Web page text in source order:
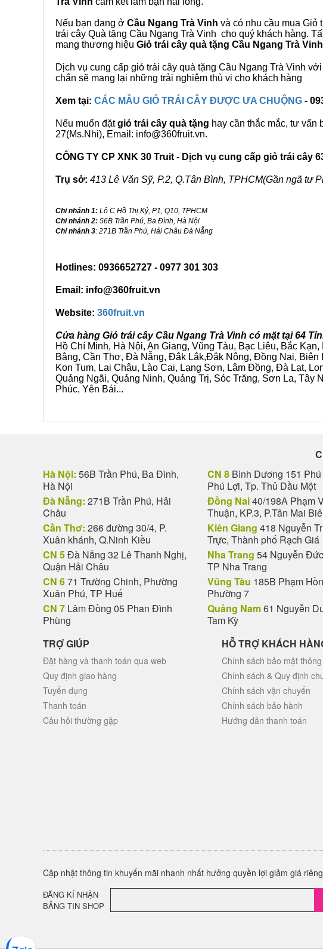
Nếu bạn đang ở Cầu Ngang Trà Vinh và có nhu cầu mua Giỏ
trái cây Quà tặng Cầu Ngang Trà Vinh cho quý khách hàng.
mang thương hiệu Giỏ trái cây quà tặng Cầu Ngang Trà Vinh
Dịch vụ cung cấp giỏ trái cây quà tặng Cầu Ngang Trà Vinh
chắn sẽ mang lại những trải nghiệm thù vị cho khách hàng
Xem tại: CÁC MẪU GIỎ TRÁI CÂY ĐƯỢC ƯA CHUỘNG -
Nếu muốn đặtgiỏ trái cây quà tặng hay cần thắc mắc, tư vấn
27(Ms.Nhi), Email: info@360fruit.vn.
CÔNG TY CP XNK 30 Truit - Dịch vụ cung cấp giỏ trái cây
Trụ sở: 413 Lê Văn Sỹ, P.2, Q.Tân Bình, TPHCM(Gần ngã tư
Chi nhánh 1: Lô C Hồ Thị Kỷ, P1, Q10, TPHCM
Chi nhánh 2: 56B Trần Phú, Ba Đình, Hà Nội
Chi nhánh 3: 271B Trần Phú, Hải Châu Đà Nẵng
Hotlines: 0936652727 - 0977 301 303
Email: info@360fruit.vn
Website: 360fruit.vn
Cửa hàng Giỏ trái cây Cầu Ngang Trà Vinh có mặt tại 64
Hồ Chí Minh, Hà Nội, An Giang, Vũng Tàu, Bạc Liêu, Bắc
Bằng, Cần Thơ, Đà Nẵng, Đắk Lắk,Đắk Nông, Đồng Nai,
Kon Tum, Lai Châu, Lào Cai, Lạng Sơn, Lâm Đồng, Đà Lạt,
Quảng Ngãi, Quảng Ninh, Quảng Trị, Sóc Trăng, Sơn La, Tây
Phúc, Yên Bái...
Hà Nội: 56B Trần Phú, Ba Đình,
Hà Nội
Đà Nẵng: 271B Trần Phú, Hải
Châu
Cần Thơ: 266 đường 30/4, P.
Xuân khánh, Q.Ninh Kiều
CN 5Đà Nẵng 32 Lê Thanh Nghị,
Quận Hải Châu
CN 671 Trường Chinh, Phường
Xuân Phú, TP Huế
CN 7 Lâm Đồng 05 Phan Đình
Phùng
CN 8 Bình Dương 151 Phú
Phú Lợi, Tp. Thủ Dầu Một
Đồng Nai40/198A Phạm
Thuận, KP.3, P.Tân Mai
Kiên Giang 418 Nguyễn
Trực, Thành phố Rạch Giá
Nha Trang 54 Nguyễn
TP Nha Trang
Vũng Tàu 185B Phạm
Phường 7
Quảng Nam61 Nguyễn
Tam Kỳ
TRỢ GIÚP
Đặt hàng và thanh toán qua web
Quy định giao hàng
Tuyển dụng
Thanh toán
Câu hỏi thường gặp
HỖ TRỢ KHÁCH
Chính sách bảo mật
Chính sách & Quy định
Chính sách vận chuyển
Chính sách bảo hành
Hướng dẫn thanh toán
Cập nhật thông tin khuyến mãi nhanh nhất hưởng quyền lợi giảm giá
ĐĂNG KÍ NHẬN
BẢNG TIN SHOP